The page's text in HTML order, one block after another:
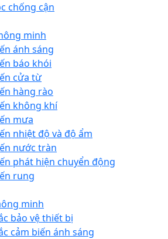
chống cận
minh
ánh sáng
báo khói
cửa từ
hàng rào
không khí
mưa
nhiệt độ và độ ẩm
nước tràn
phát hiện chuyển động
rung
minh
bảo vệ thiết bị
cảm biến ánh sáng